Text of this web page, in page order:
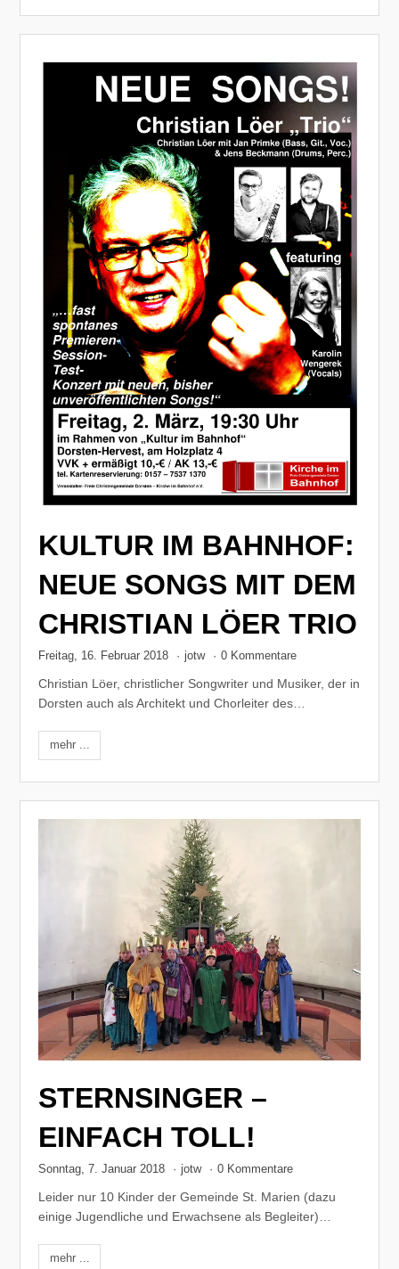
KULTUR IM BAHNHOF:
NEUE SONGS MIT DEM
CHRISTIAN LÖER TRIO
Freitag, 16. Februar 2018 · jotw · 0 Kommentare
Christian Löer, christlicher Songwriter und Musiker, der in
Dorsten auch als Architekt und Chorleiter des…
mehr ...
STERNSINGER –
EINFACH TOLL!
Sonntag, 7. Januar 2018 · jotw · 0 Kommentare
Leider nur 10 Kinder der Gemeinde St. Marien (dazu
einige Jugendliche und Erwachsene als Begleiter)…
mehr ...